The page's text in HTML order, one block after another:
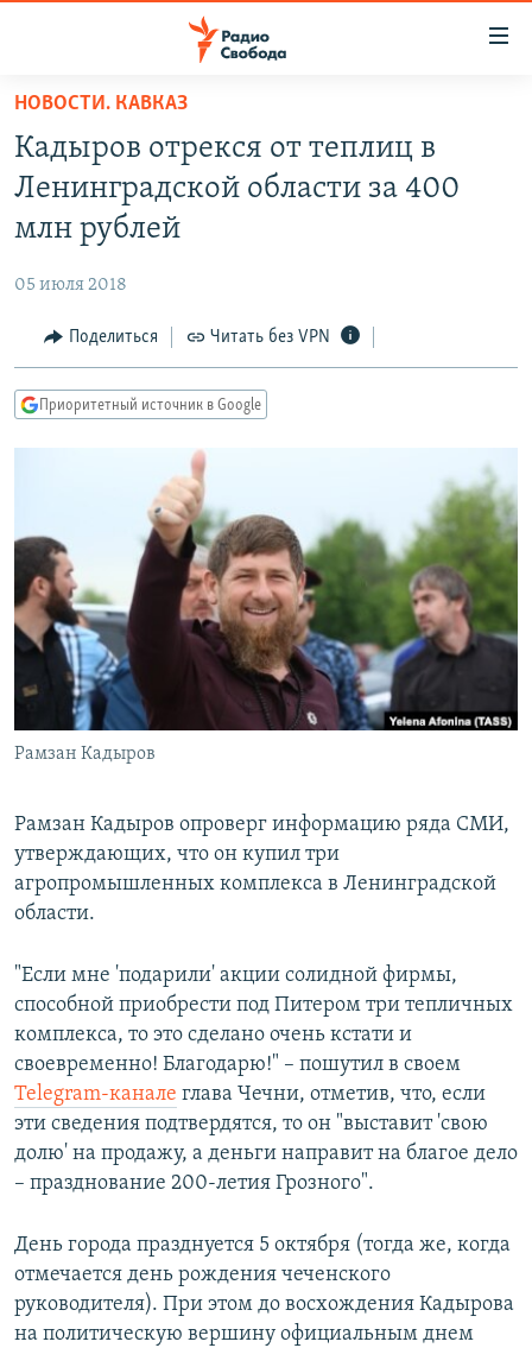
упрощенного
доступа
Вернуться
основному
Вернутся
Вернутся
ПОДКАСТЫ
АВТОРСКИЕ ПРОЕКТЫ
МНЕНИЯ
КУЛЬТУРА
КАВКАЗ.РЕАЛИИ
СИБИРЬ.РЕАЛИИ
РАСПИСАНИЕ ВЕЩАНИЯ
ПОДПИШИТЕСЬ НА РАССЫЛКУ
СОЦИАЛЬНЫЕ СЕТИ
Все сайты РСЕ/РС
НОВОСТИ. КАВКАЗ
Кадыров отрекся от теплиц в
Ленинградской области за 400
млн рублей
05 июля 2018
Поделиться Читать без VPN
Приоритетный источник в Google
Рамзан Кадыров
Рамзан Кадыров опроверг информацию ряда СМИ,
утверждающих, что он купил три
агропромышленных комплекса в Ленинградской
области.
"Если мне 'подарили' акции солидной фирмы,
способной приобрести под Питером три тепличных
комплекса, то это сделано очень кстати и
своевременно! Благодарю!" – пошутил в своем
Telegram-канале глава Чечни, отметив, что, если
эти сведения подтвердятся, то он "выставит 'свою
долю' на продажу, а деньги направит на благое дело
– празднование 200-летия Грозного".
День города празднуется 5 октября (тогда же, когда
отмечается день рождения чеченского
руководителя). При этом до восхождения Кадырова
на политическую вершину официальным днем